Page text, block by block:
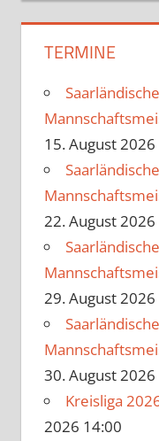
TERMINE
15. August
22. August
29. August
30. August
Kreisliga
2026 14:00